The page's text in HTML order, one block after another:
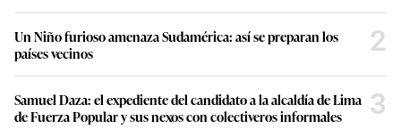
Un Niño furioso amenaza Sudamérica: así se preparan los
países vecinos
2
Samuel Daza: el expediente del candidato a la alcaldía de Lima
de Fuerza Popular y sus nexos con colectiveros informales
3